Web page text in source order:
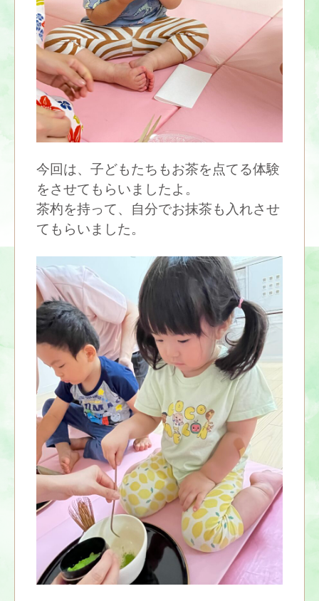
今回は、子どもたちもお茶を点てる体験
をさせてもらいましたよ。
茶杓を持って、自分でお抹茶も入れさせ
てもらいました。